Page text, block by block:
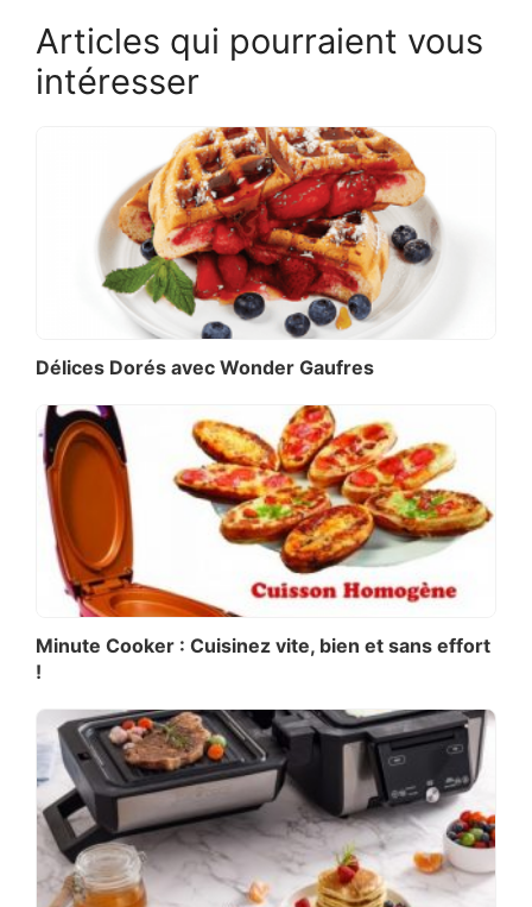
Articles qui pourraient vous
intéresser
Délices Dorés avec Wonder Gaufres
Minute Cooker : Cuisinez vite, bien et sans effort
!